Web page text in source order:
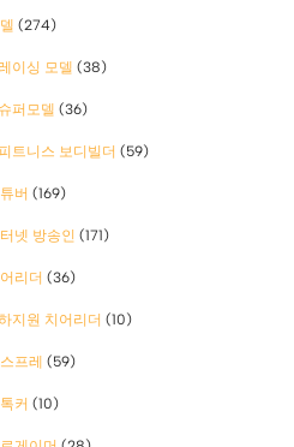
(274)
이싱 모델 (38)
슈퍼모델 (36)
트니스 보디빌더 (59)
버 (169)
넷 방송인 (171)
리더 (36)
지원 치어리더 (10)
프레 (59)
커 (10)